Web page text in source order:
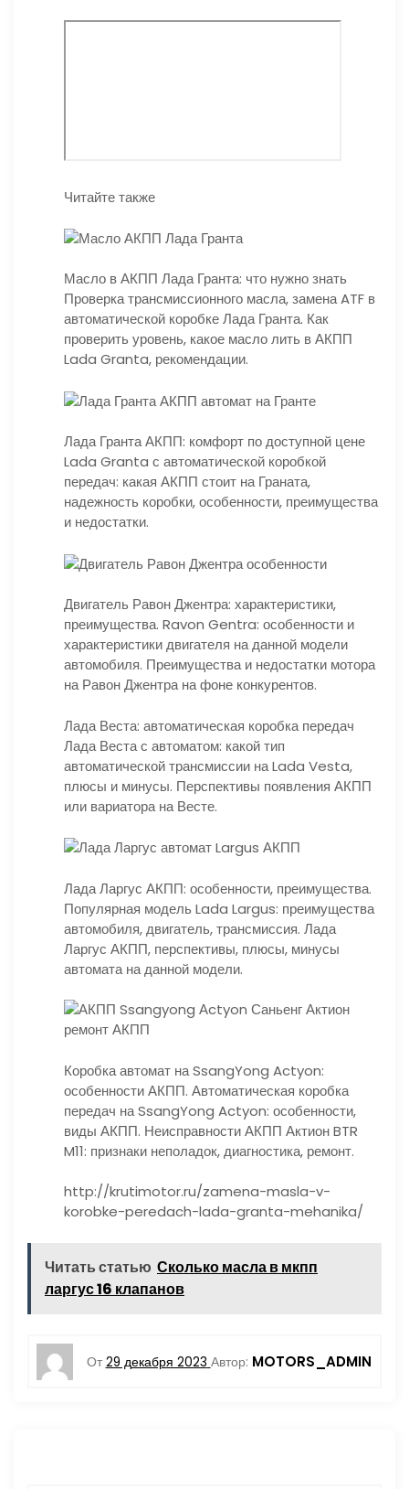
Читайте также
Масло в АКПП Лада Гранта: что нужно знать
Проверка трансмиссионного масла, замена ATF в
автоматической коробке Лада Гранта. Как
проверить уровень, какое масло лить в АКПП
Lada Granta, рекомендации.
Лада Гранта АКПП: комфорт по доступной цене
Lada Granta с автоматической коробкой
передач: какая АКПП стоит на Граната,
надежность коробки, особенности, преимущества
и недостатки.
Двигатель Равон Джентра: характеристики,
преимущества. Ravon Gentra: особенности и
характеристики двигателя на данной модели
автомобиля. Преимущества и недостатки мотора
на Равон Джентра на фоне конкурентов.
Лада Веста: автоматическая коробка передач
Лада Веста с автоматом: какой тип
автоматической трансмиссии на Lada Vesta,
плюсы и минусы. Перспективы появления АКПП
или вариатора на Весте.
Лада Ларгус АКПП: особенности, преимущества.
Популярная модель Lada Largus: преимущества
автомобиля, двигатель, трансмиссия. Лада
Ларгус АКПП, перспективы, плюсы, минусы
автомата на данной модели.
Коробка автомат на SsangYong Actyon:
особенности АКПП. Автоматическая коробка
передач на SsangYong Actyon: особенности,
виды АКПП. Неисправности АКПП Актион BTR
M11: признаки неполадок, диагностика, ремонт.
http://krutimotor.ru/zamena-masla-v-
korobke-peredach-lada-granta-mehanika/
Читать статью Сколько масла в мкпп
ларгус 16 клапанов
От 29 декабря 2023 Автор: MOTORS_ADMIN